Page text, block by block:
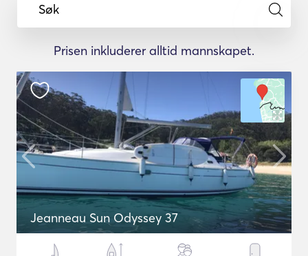
Søk
Prisen inkluderer alltid mannskapet.
Jeanneau Sun Odyssey 37